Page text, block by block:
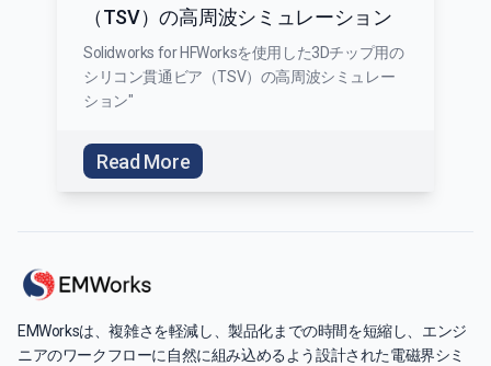
（TSV）の高周波シミュレーション
Solidworks for HFWorksを使用した3Dチップ用の
シリコン貫通ビア（TSV）の高周波シミュレー
ション"
Read More
EMWorksは、複雑さを軽減し、製品化までの時間を短縮し、エンジ
ニアのワークフローに自然に組み込めるよう設計された電磁界シミ